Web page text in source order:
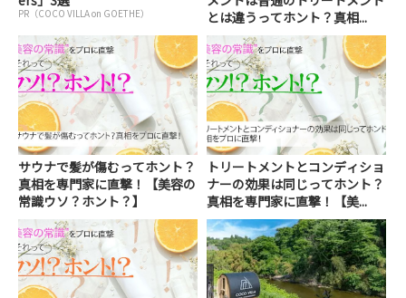
PR（COCO VILLA on GOETHE）
とは違うってホント？真相...
サウナで髪が傷むってホント？
真相を専門家に直撃！【美容の
常識ウソ？ホント？】
トリートメントとコンディショ
ナーの効果は同じってホント？
真相を専門家に直撃！【美...